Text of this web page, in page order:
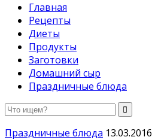
Главная
Рецепты
Диеты
Продукты
Заготовки
Домашний сыр
Праздничные блюда
Праздничные блюда 13.03.2016